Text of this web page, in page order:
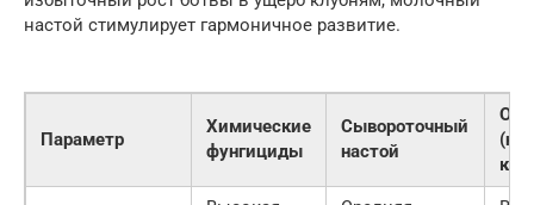
настой стимулирует гармоничное развитие.
Параметр
Химические
фунгициды
Сывороточный
настой